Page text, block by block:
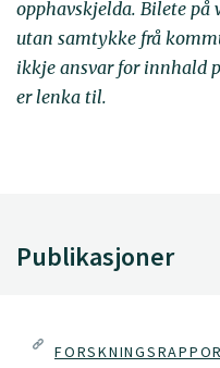
opphavskjelda. Bilete
utan samtykke frå
ikkje ansvar for innhald
er lenka til.
Publikasjoner